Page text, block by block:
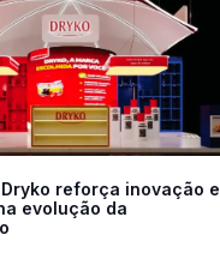
reforça inovação e
evolução da